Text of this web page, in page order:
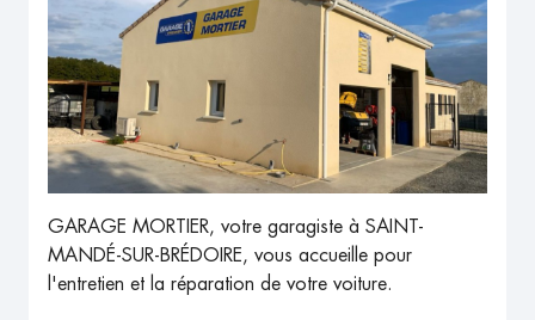
GARAGE MORTIER, votre garagiste à SAINT-
MANDÉ-SUR-BRÉDOIRE, vous accueille pour
l'entretien et la réparation de votre voiture.